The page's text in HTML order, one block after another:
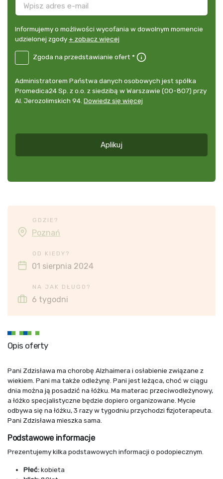
Informujemy
o
wycofania
dowolnym
momencie
udzielonej
Informujemy o możliwości wycofania w dowolnym momencie
udzielonej zgody+ zobacz więcej
PL
przedstawianie
Zgoda na przedstawianie ofert *
Administrator
danych
osobowych
Administratorem Państwa danych osobowych jest spółka
Promedica24 Sp. z o.o. z siedzibą w Warszawie (00-807) przy
Al. Jerozolimskich 94. Dowiedz się więcej
Aplikuj
GDZIE?
Poznań
OD KIEDY?
01 sierpnia 2024
NA JAK DŁUGO?
6 tygodni
Opis oferty
Pani Zdzisława ma chorobę Alzhaimera i osłabienie związane z
wiekiem. Pani ma także odleżynę. Pani jest leżąca, choć w ciągu
dnia można ją posadzić na łóżku. Ma materac przeciwodleżynowy,
a łóżko specjalistyczne będzie dopiero organizowane. Mycie
odbywa się na łóżku, 3 razy w tygodniu przychodzi fizjoterapeuta.
Pani Zdzisława mieszka sama.
Podstawowe informacje
Prezentujemy kilka podstawowych informacji o podopiecznym.
Płeć:kobieta